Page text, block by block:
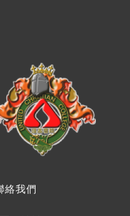
絡我們